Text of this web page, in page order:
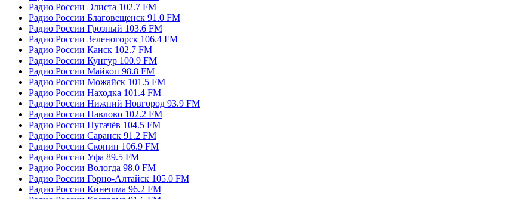
Радио России Элиста 102.7 FM
Радио России Благовещенск 91.0 FM
Радио России Грозный 103.6 FM
Радио России Зеленогорск 106.4 FM
Радио России Канск 102.7 FM
Радио России Кунгур 100.9 FM
Радио России Майкоп 98.8 FM
Радио России Можайск 101.5 FM
Радио России Находка 101.4 FM
Радио России Нижний Новгород 93.9 FM
Радио России Павлово 102.2 FM
Радио России Пугачёв 104.5 FM
Радио России Саранск 91.2 FM
Радио России Скопин 106.9 FM
Радио России Уфа 89.5 FM
Радио России Вологда 98.0 FM
Радио России Горно-Алтайск 105.0 FM
Радио России Кинешма 96.2 FM